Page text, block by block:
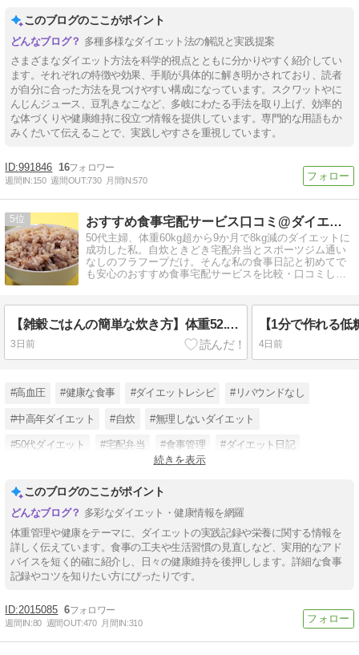
このブログのここがポイント
多種多様なダイエット法の解説と実践提案
さまざまなダイエット方法を科学的視点とともに分かりやすく紹介してい
ます。それぞれの特徴や効果、手順が具体的に解き明かされており、読者
が自分に合った方法を見つけやすい構成になっています。スクワットやに
んじんジュース、豆乳きなこなど、多岐にわたる手法を取り上げ、効率的
な体づくりや健康維持に役立つ情報を提供しています。専門的な用語もか
みくだいて伝えることで、実践しやすさを重視しています。
991846 16
週間IN:150 週間OUT:730 月間IN:570
5 おすすめ食事宅配サービス口コミ@ダイエット
50代主婦、体重60kg超から9か月で8kg減のダイエットに
成功した私。自炊ときどき宅配弁当とスポーツジム通い
なしのフラフープだけ。そんな私の食事日記と初めてで
も安心のおすすめ食事宅配サービスを比較・口コミして
【雑穀ごはんの簡単な炊き方】体重52.7kg⇒52.4kg（2026年8月4日火曜）
3日前 4日前
#高血圧 #健康な食事 #ダイエットレシピ #リバウンドなし
#中高年ダイエット #自炊 #無理しないダイエット
#50代ダイエット #宅配弁当 #食事管理 #ダイエット日記
続きを表示
このブログのここがポイント
多彩なダイエット・健康情報を網羅
体重管理や健康をテーマに、ダイエットの実践記録や栄養に関する情報を
詳しく伝えています。食事の工夫や生活習慣の見直しなど、実用的なアド
バイスを短く的確に紹介し、日々の健康維持を後押しします。詳細な食事
記録やコツを知りたい方にぴったりです。
2015085 6
週間IN:80 週間OUT:470 月間IN:310